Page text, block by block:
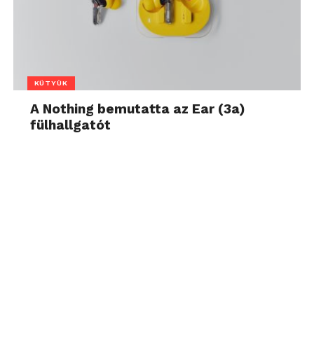
KÜTYÜK
A Nothing bemutatta az Ear (3a)
fülhallgatót